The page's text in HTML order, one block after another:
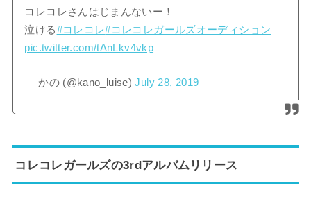
コレコレさんはじまんないー！
泣ける#コレコレ#コレコレガールズオーディション
pic.twitter.com/tAnLkv4vkp
— かの (@kano_luise)July 28, 2019
コレコレガールズの3rdアルバムリリース